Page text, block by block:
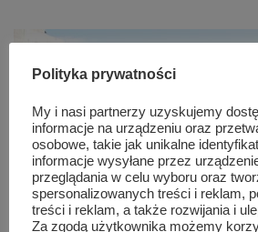
Polityka prywatności
My i nasi partnerzy uzyskujemy
informacje na urządzeniu oraz
osobowe, takie jak unikalne
informacje wysyłane przez
przeglądania w celu wyboru oraz
spersonalizowanych treści i reklam,
treści i reklam, a także rozwijania i
Za zgodą użytkownika możemy